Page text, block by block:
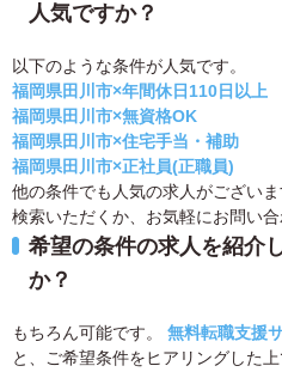
人気ですか？
以下のような条件が人気です。
福岡県田川市×年間休日110日以上
福岡県田川市×無資格OK
福岡県田川市×住宅手当・補助
福岡県田川市×正社員(正職員)
他の条件でも人気の求人がござい
検索いただくか、お気軽にお問い合
希望の条件の求人を紹介
か？
もちろん可能です。 無料転職支援
と、ご希望条件をヒアリングした